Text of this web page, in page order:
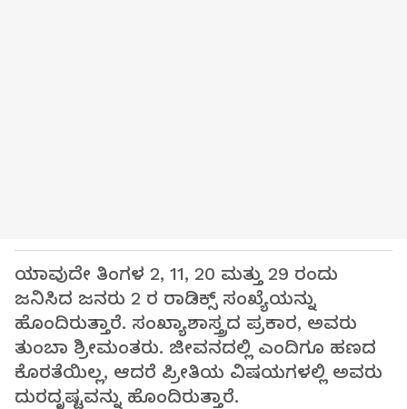
ಯಾವುದೇ ತಿಂಗಳ 2, 11, 20 ಮತ್ತು 29 ರಂದು
ಜನಿಸಿದ ಜನರು 2 ರ ರಾಡಿಕ್ಸ್ ಸಂಖ್ಯೆಯನ್ನು
ಹೊಂದಿರುತ್ತಾರೆ. ಸಂಖ್ಯಾಶಾಸ್ತ್ರದ ಪ್ರಕಾರ, ಅವರು
ತುಂಬಾ ಶ್ರೀಮಂತರು. ಜೀವನದಲ್ಲಿ ಎಂದಿಗೂ ಹಣದ
ಕೊರತೆಯಿಲ್ಲ, ಆದರೆ ಪ್ರೀತಿಯ ವಿಷಯಗಳಲ್ಲಿ ಅವರು
ದುರದೃಷ್ಟವನ್ನು ಹೊಂದಿರುತ್ತಾರೆ.